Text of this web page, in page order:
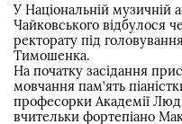
У Національній музичній
Чайковського відбулося
ректорату під
Тимошенка.
На початку засідання
мовчання пам’ять
професорки Академії
вчительки фортепіано